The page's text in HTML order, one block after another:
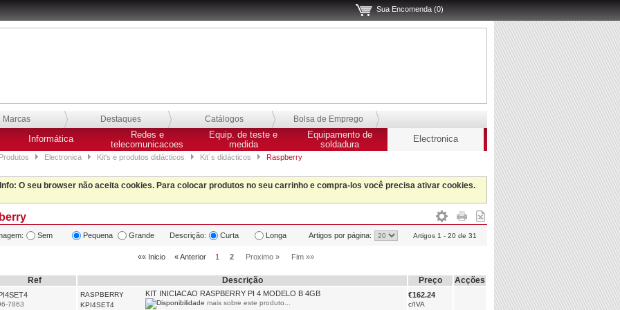
Sua Encomenda (0)
Marcas Destaques Catálogos Bolsa de Emprego
Informática
Redes e
telecomunicacoes
Equip. de teste e
medida
Equipamento de
soldadura
Electronica
Produtos Electronica Kit's e produtos didácticos Kit´s didácticos Raspberry
Info: O seu browser não aceita cookies. Para colocar produtos no seu carrinho e compra-los você precisa ativar cookies.
Sem Pequena Grande Descrição: Curta Longa Artigos por página: Artigos 1 - 20 de 31
«« Inicio « Anterior 1 2 Proximo » Fim »»
Ref Descrição Preço Acções
7863
RASPBERRY
KPI4SET4
KIT INICIACAO RASPBERRY PI 4 MODELO B 4GB
mais sobre este produto...
€162.24
c/IVA